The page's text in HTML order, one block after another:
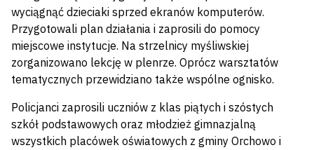
wyciągnąć dzieciaki sprzed ekranów komputerów.
Przygotowali plan działania i zaprosili do pomocy
miejscowe instytucje. Na strzelnicy myśliwskiej
zorganizowano lekcję w plenrze. Oprócz warsztatów
tematycznych przewidziano także wspólne ognisko.
Policjanci zaprosili uczniów z klas piątych i szóstych
szkół podstawowych oraz młodzież gimnazjalną
wszystkich placówek oświatowych z gminy Orchowo i